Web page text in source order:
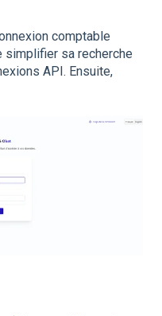
comptable
simplifier sa recherche
API. Ensuite,